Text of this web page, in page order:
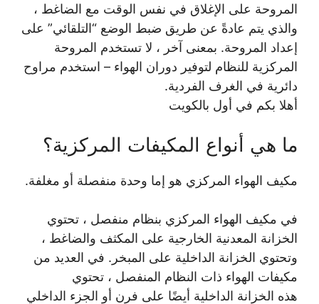
المروحة على الإغلاق في نفس الوقت مع الضاغط ،
والذي يتم عادةً عن طريق ضبط الوضع “التلقائي” على
إعداد المروحة. بمعنى آخر ، لا تستخدم المروحة
المركزية للنظام لتوفير دوران الهواء – استخدم مراوح
دائرية في الغرف الفردية.
أهلا بكم في أول بالكويت
ما هي أنواع المكيفات المركزية؟
مكيف الهواء المركزي هو إما وحدة منفصلة أو مغلفة.
في مكيف الهواء المركزي بنظام منفصل ، تحتوي
الخزانة المعدنية الخارجية على المكثف والضاغط ،
وتحتوي الخزانة الداخلية على المبخر. في العديد من
مكيفات الهواء ذات النظام المنفصل ، تحتوي
هذه الخزانة الداخلية أيضًا على فرن أو الجزء الداخلي